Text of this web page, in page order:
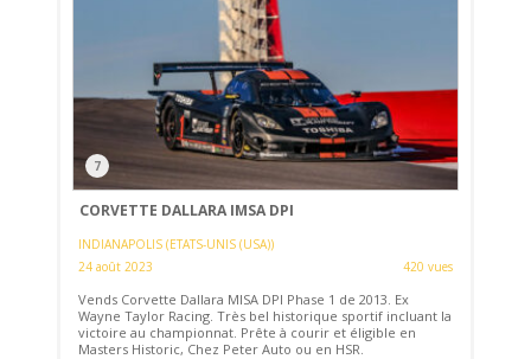
7
CORVETTE DALLARA IMSA DPI
INDIANAPOLIS (ETATS-UNIS (USA))
24 août 2023
420 vues
Vends Corvette Dallara MISA DPI Phase 1 de 2013. Ex
Wayne Taylor Racing. Très bel historique sportif incluant la
victoire au championnat. Prête à courir et éligible en
Masters Historic, Chez Peter Auto ou en HSR.